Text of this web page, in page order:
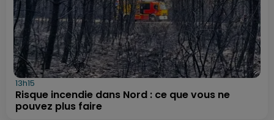
13h15
Risque incendie dans Nord : ce que vous ne
pouvez plus faire